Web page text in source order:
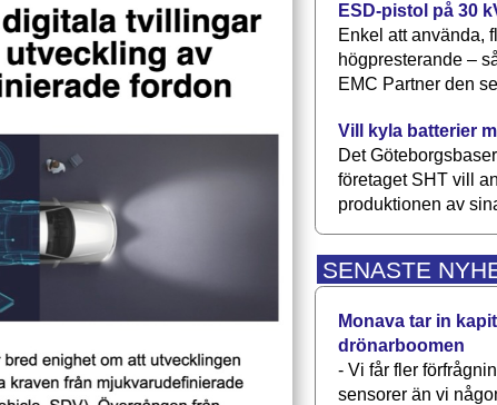
ESD-pistol på 30
Enkel att använda,
högpresterande –
EMC Partner den
Vill kyla batterier
Det
företaget SHT vill
produktionen av
SENASTE
Monava tar in
drönarboomen
- Vi får fler
sensorer än vi